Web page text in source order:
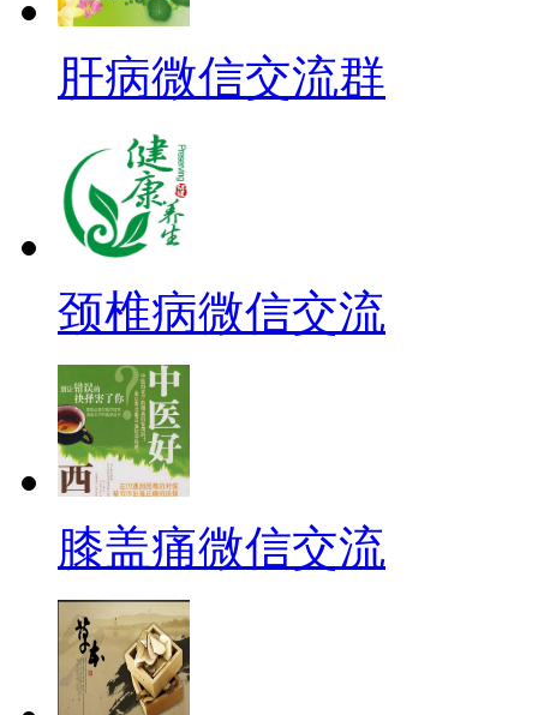
肝病微信交流群
颈椎病微信交流
膝盖痛微信交流